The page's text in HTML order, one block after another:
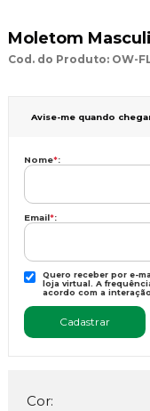
Moletom
Cod. do Produto: OW-
Avise-me quando
Nome*:
Email*:
Quero receber por e-
loja virtual. A
acordo com a
Cor: